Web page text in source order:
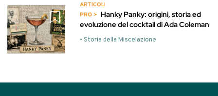
ARTICOLI
Hanky Panky: origini, storia ed
evoluzione del cocktail di Ada Coleman
• Storia della Miscelazione